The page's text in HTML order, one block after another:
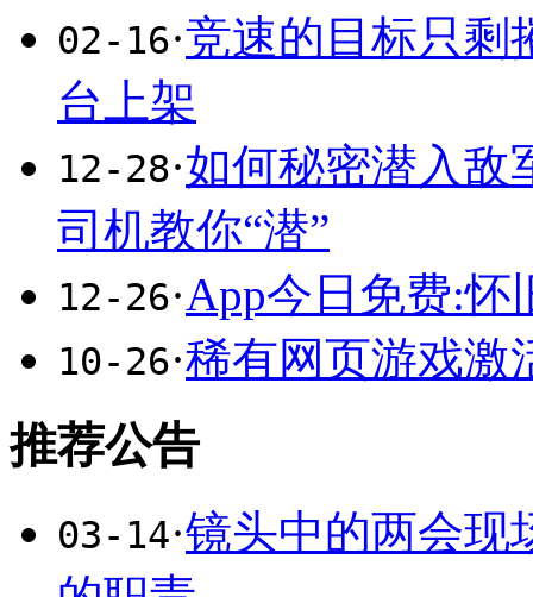
02-16·竞速的目标只剩
台上架
12-28·如何秘密潜入敌
司机教你“潜”
12-26·App今日免费:怀
10-26·稀有网页游戏激
推荐公告
03-14·镜头中的两会现